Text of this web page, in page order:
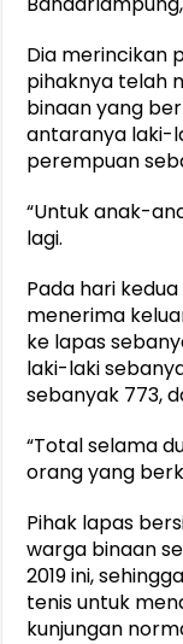
Dia merincikan
pihaknya telah
binaan yang
antaranya laki-
perempuan
“Untuk anak-
lagi.
Pada hari
menerima
ke lapas
laki-laki
sebanyak 773,
“Total selama
orang yang
Pihak lapas
warga binaan
2019 ini,
tenis untuk
kunjungan